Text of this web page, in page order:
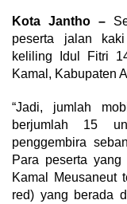
Kota Jantho –
peserta jalan
keliling Idul Fitri
Kamal, Kabupaten
“Jadi, jumlah
berjumlah 15
penggembira
Para peserta
Kamal Meusaneut
red) yang berada